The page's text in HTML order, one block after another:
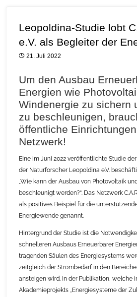
Leopoldina-Studie lobt
e.V. als Begleiter der
21. Juli 2022
Um den Ausbau
Energien wie
Windenergie zu sichern
zu beschleunigen,
öffentliche
Netzwerk!
Eine im Juni 2022 veröffentlichte Studie
der Naturforscher Leopoldina e.V.
„Wie kann der Ausbau von Photovoltaik
beschleunigt werden?“. Das Netzwerk
als positives Beispiel für die
Energiewende genannt.
Hintergrund der Studie ist die
schnelleren Ausbaus Erneuerbarer
tragenden Säulen des Energiesystems
zeitgleich der Strombedarf in den
ansteigen wird. In der Publikation, welche
Akademieprojekts „Energiesysteme der